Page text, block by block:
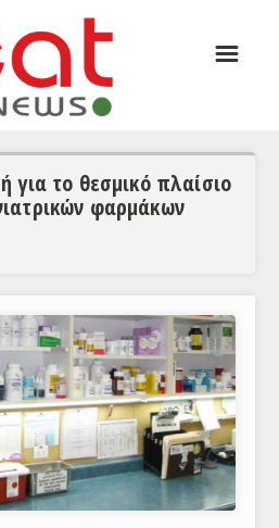
☰
για το θεσμικό πλαίσιο
φαρμάκων